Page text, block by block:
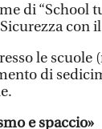
di “School
Sicurezza
le scuole
di
e spaccio»